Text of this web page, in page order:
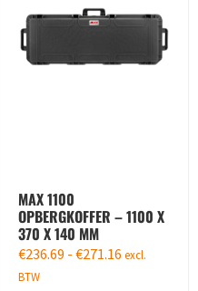
MAX 1100
OPBERGKOFFER – 1100 X
370 X 140 MM
€236.69 - €271.16 excl.
BTW